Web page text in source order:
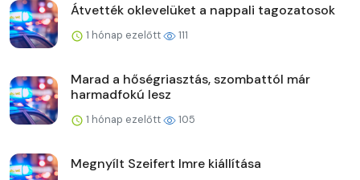
Átvették oklevelüket a nappali tagozatosok
1 hónap ezelőtt 111
Marad a hőségriasztás, szombattól már
harmadfokú lesz
1 hónap ezelőtt 105
Megnyílt Szeifert Imre kiállítása